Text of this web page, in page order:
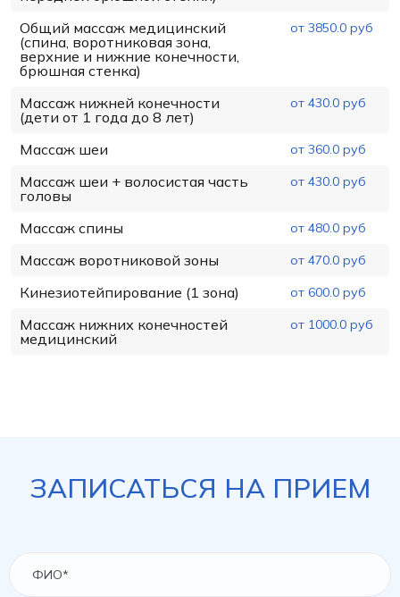
Общий массаж медицинский
(спина, воротниковая зона,
верхние и нижние конечности,
брюшная стенка)
от 3850.0 руб
Массаж нижней конечности
(дети от 1 года до 8 лет)
от 430.0 руб
Массаж шеи от 360.0 руб
Массаж шеи + волосистая часть
головы
от 430.0 руб
Массаж спины от 480.0 руб
Массаж воротниковой зоны от 470.0 руб
Кинезиотейпирование (1 зона) от 600.0 руб
Массаж нижних конечностей
медицинский
от 1000.0 руб
ЗАПИСАТЬСЯ НА ПРИЕМ